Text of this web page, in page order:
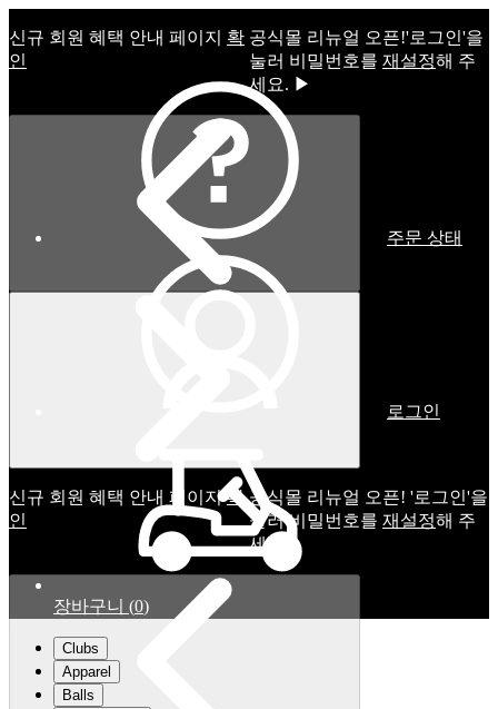
신규 회원 혜택 안내 페이지 확
인
공식몰 리뉴얼 오픈!ㅤ'로그인'을
눌러 비밀번호를 재설정해 주
세요. ▶
신규 회원 혜택 안내 페이지확
인
공식몰 리뉴얼 오픈! '로그인'을
눌러 비밀번호를 재설정해 주
세요.
주문 상태
로그인
장바구니 (0)
Clubs
Apparel
Balls